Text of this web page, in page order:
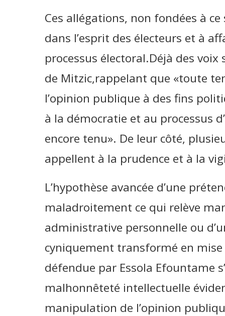
Ces allégations, non fondées à
dans l’esprit des électeurs et à
processus électoral.Déjà des
de Mitzic,rappelant que «toute
l’opinion publique à des fins
à la démocratie et au processus
encore tenu». De leur côté,
appellent à la prudence et à la
L’hypothèse avancée d’une
maladroitement ce qui relève
administrative personnelle ou
cyniquement transformé en
défendue par Essola Efountame
malhonnêteté intellectuelle
manipulation de l’opinion